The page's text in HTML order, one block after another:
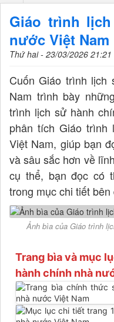
Giáo trình
nước Việt Nam
Thứ hai - 23/03/2026 21:21
Cuốn Giáo trình lịch
Nam trình bày
trình lịch sử hành
phân tích Giáo
Việt Nam, giúp bạn
và sâu sắc hơn về
cụ thể, bạn đọc có
trong mục chi tiết bên
Ảnh bìa của Giáo trình
Trang bìa và mục
hành chính nhà